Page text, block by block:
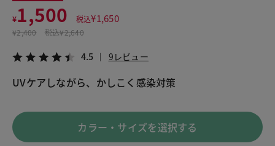
¥1,500 税込¥1,650
¥2,400 税込¥2,640
4.5 9レビュー
UVケアしながら、かしこく感染対策
カラー・サイズを選択する
¥1,500 税込¥1,650